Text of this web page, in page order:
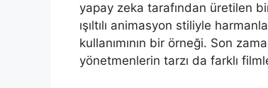
yapay zeka tarafından üretilen
ışıltılı animasyon stiliyle
kullanımının bir örneği. Son
yönetmenlerin tarzı da farklı